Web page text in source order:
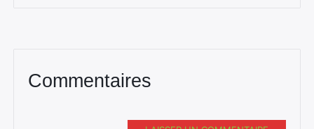
Commentaires